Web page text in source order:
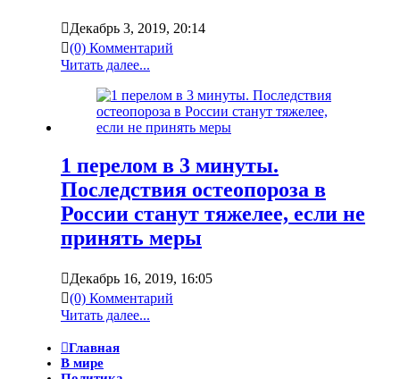
Декабрь 3, 2019, 20:14
(0) Комментарий
Читать далее...
1 перелом в 3 минуты.
Последствия остеопороза в
России станут тяжелее, если не
принять меры
Декабрь 16, 2019, 16:05
(0) Комментарий
Читать далее...
Главная
В мире